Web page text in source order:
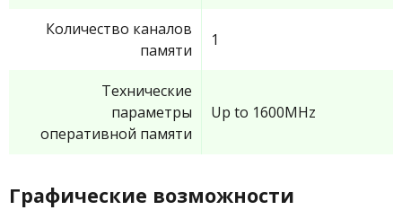
Количество каналов
памяти
1
Технические
параметры
оперативной памяти
Up to 1600MHz
Графические возможности